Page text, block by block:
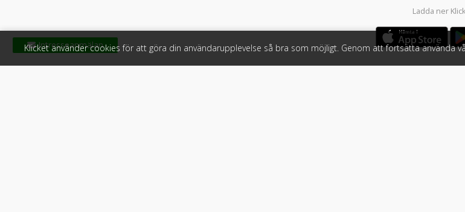
Ladda ner
Klicket använder cookies för att göra din användarupplevelse så bra som möjligt. Genom att fortsätta använda